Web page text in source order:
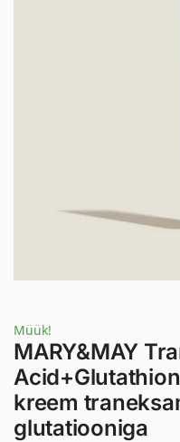
Müük!
MARY&MAY
kreem
glutatiooniga